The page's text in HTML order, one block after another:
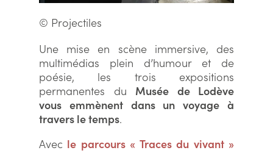
© Projectiles
Une mise en scène immersive, des
multimédias plein d’humour et de
poésie, les trois expositions
permanentes du Musée de Lodève
vous emmènent dans un voyage à
travers le temps.
Avec le parcours « Traces du vivant »